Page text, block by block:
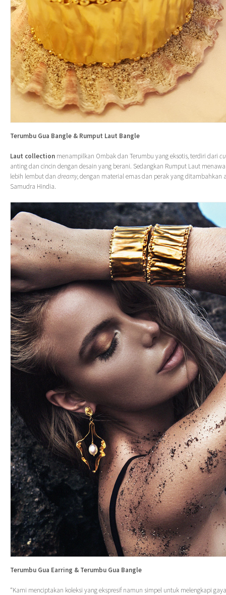
Terumbu Gua Bangle & Rumput Laut Bangle
Laut collection menampilkan Ombak dan Terumbu yang eksotis, terdiri dari
anting dan cincin dengan desain yang berani. Sedangkan Rumput Laut
lebih lembut dan dreamy, dengan material emas dan perak yang ditambahkan
Samudra Hindia.
Terumbu Gua Earring & Terumbu Gua Bangle
“Kami menciptakan koleksi yang ekspresif namun simpel untuk melengkapi